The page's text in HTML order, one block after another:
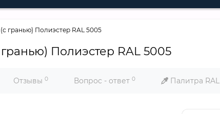
гранью) Полиэстер RAL 5005
Полиэстер RAL 5005
Отзывы 0 Вопрос - ответ 0 Палитра RAL